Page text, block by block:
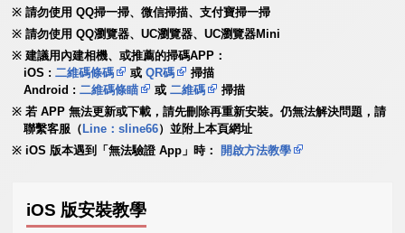
請勿使用 QQ掃一掃、微信掃描、支付寶掃一掃
請勿使用 QQ瀏覽器、UC瀏覽器、UC瀏覽器Mini
建議用內建相機、或推薦的掃碼APP：
iOS :二維碼條碼 或QR碼
掃描
Android :二維碼條瞄 或二維碼
掃描
若 APP 無法更新或下載，請先刪除再重新安裝。仍無法解決問題，請
聯繫客服（ Line：sline66）並附上本頁網址
iOS 版本遇到「無法驗證 App」時：
開啟方法教學
iOS 版安裝教學